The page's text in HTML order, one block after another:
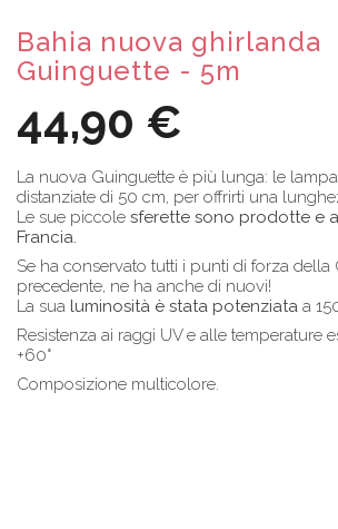
Bahia nuova ghirlanda
Guinguette - 5m
44,90 €
La nuova Guinguette è più lunga: le
distanziate di 50 cm, per offrirti una
Le sue piccole sferette sono prodotte e
Francia.
Se ha conservato tutti i punti di forza della
precedente, ne ha anche di nuovi!
La sua luminosità è stata potenziata a
Resistenza ai raggi UV e alle temperature
+60°
Composizione multicolore.